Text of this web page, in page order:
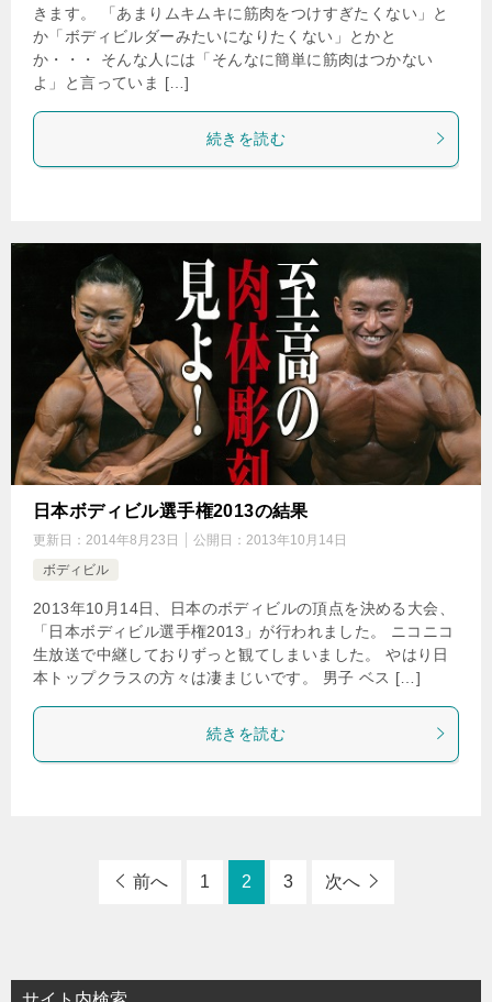
きます。 「あまりムキムキに筋肉をつけすぎたくない」と
か「ボディビルダーみたいになりたくない」とかと
か・・・ そんな人には「そんなに簡単に筋肉はつかない
よ」と言っていま […]
続きを読む
日本ボディビル選手権2013の結果
更新日： 2014年8月23日 公開日： 2013年10月14日
ボディビル
2013年10月14日、日本のボディビルの頂点を決める大会、
「日本ボディビル選手権2013」が行われました。 ニコニコ
生放送で中継しておりずっと観てしまいました。 やはり日
本トップクラスの方々は凄まじいです。 男子 ベス […]
続きを読む
前へ 1 2 3 次へ